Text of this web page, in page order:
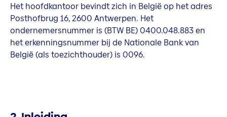
Het hoofdkantoor bevindt zich in België op het adres
Posthofbrug 16, 2600 Antwerpen. Het
ondernemersnummer is (BTW BE) 0400.048.883 en
het erkenningsnummer bij de Nationale Bank van
België (als toezichthouder) is 0096.